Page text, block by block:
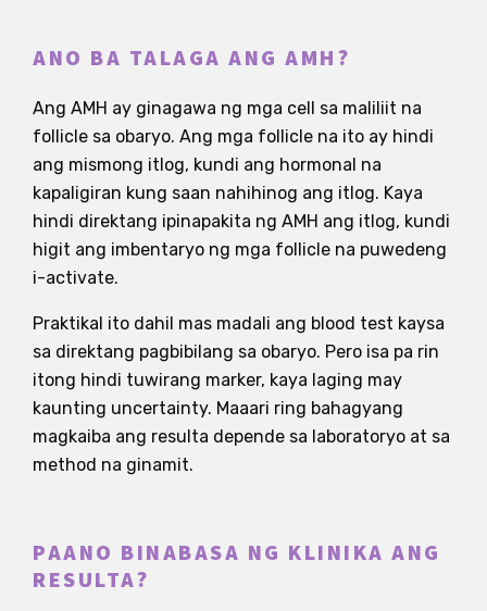
ANO BA TALAGA ANG AMH?
Ang AMH ay ginagawa ng mga cell sa maliliit na
follicle sa obaryo. Ang mga follicle na ito ay hindi
ang mismong itlog, kundi ang hormonal na
kapaligiran kung saan nahihinog ang itlog. Kaya
hindi direktang ipinapakita ng AMH ang itlog, kundi
higit ang imbentaryo ng mga follicle na puwedeng
i-activate.
Praktikal ito dahil mas madali ang blood test kaysa
sa direktang pagbibilang sa obaryo. Pero isa pa rin
itong hindi tuwirang marker, kaya laging may
kaunting uncertainty. Maaari ring bahagyang
magkaiba ang resulta depende sa laboratoryo at sa
method na ginamit.
PAANO BINABASA NG KLINIKA ANG
RESULTA?